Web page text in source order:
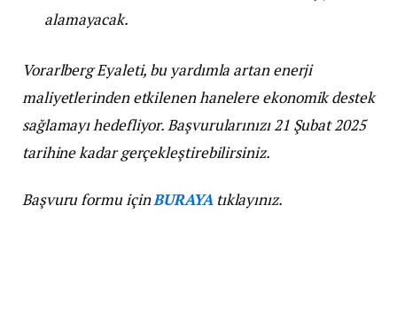
alamayacak.
Vorarlberg Eyaleti, bu yardımla artan enerji
maliyetlerinden etkilenen hanelere ekonomik destek
sağlamayı hedefliyor. Başvurularınızı 21 Şubat 2025
tarihine kadar gerçekleştirebilirsiniz.
Başvuru formu içinBURAYAtıklayınız.